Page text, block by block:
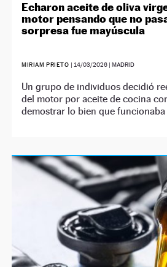
Echaron aceite de oliva
motor pensando que no
sorpresa fue mayúscula
MIRIAM PRIETO | 14/03/2026| MADRID
Un grupo de individuos decidió
del motor por aceite de cocina
demostrar lo bien que